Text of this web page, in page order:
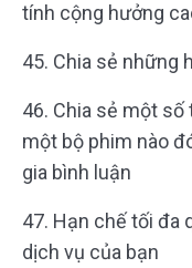
tính cộng hưởng
45. Chia sẻ những
46. Chia sẻ một
một bộ phim nào
gia bình luận
47. Hạn chế tối đa
dịch vụ của bạn